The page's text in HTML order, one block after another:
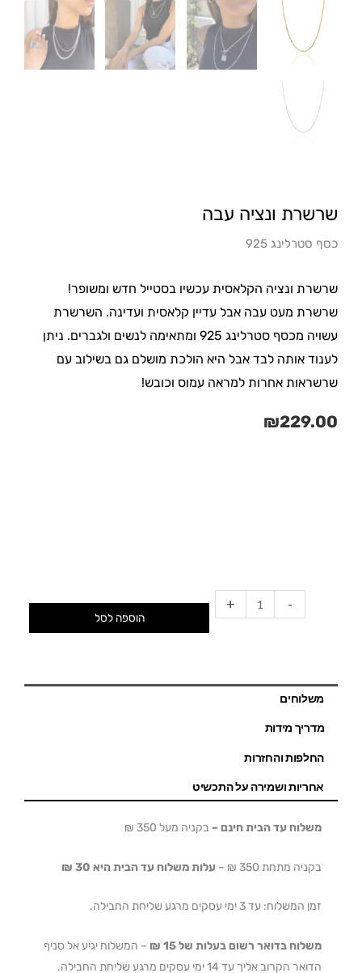
שרשרת ונציה עבה
כסף סטרלינג 925
שרשרת ונציה הקלאסית עכשיו בסטייל חדש ומשופר!
שרשרת מעט עבה אבל עדיין קלאסית ועדינה. השרשרת
עשויה מכסף סטרלינג 925 ומתאימה לנשים ולגברים. ניתן
לענוד אותה לבד אבל היא הולכת מושלם גם בשילוב עם
שרשראות אחרות למראה עמוס וכובש!
₪229.00
-
+
הוספה לסל
משלוחים
מדריך מידות
החלפות והחזרות
אחריות ושמירה על התכשיט
משלוח עד הבית חינם – בקניה מעל 350 ₪
בקניה מתחת 350 ₪ – עלות משלוח עד הבית היא 30 ₪
זמן המשלוח: עד 3 ימי עסקים מרגע שליחת החבילה.
משלוח בדואר רשום בעלות של 15 ₪
– המשלוח יגיע אל סניף
הדואר הקרוב אליך עד 14 ימי עסקים מרגע שליחת החבילה.